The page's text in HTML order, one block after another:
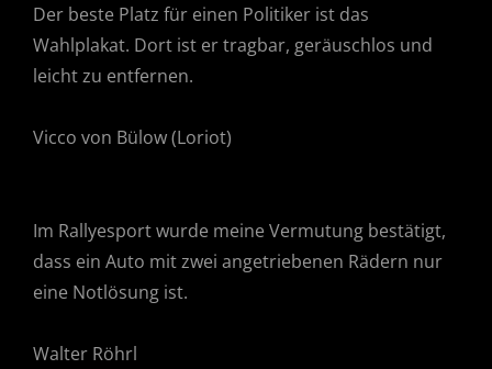
Der beste Platz für einen Politiker ist das
Wahlplakat. Dort ist er tragbar, geräuschlos und
leicht zu entfernen.
Vicco von Bülow (Loriot)
Im Rallyesport wurde meine Vermutung bestätigt,
dass ein Auto mit zwei angetriebenen Rädern nur
eine Notlösung ist.
Walter Röhrl